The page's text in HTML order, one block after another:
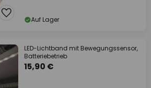
Auf Lager
LED-Lichtband mit Bewegungssensor,
Batteriebetrieb
15,90 €